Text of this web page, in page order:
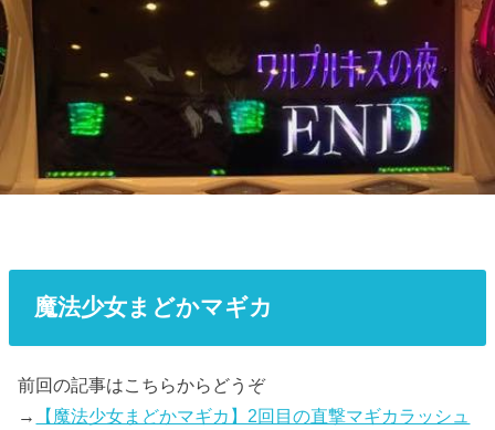
魔法少女まどかマギカ
前回の記事はこちらからどうぞ
→
【魔法少女まどかマギカ】2回目の直撃マギカラッシュ